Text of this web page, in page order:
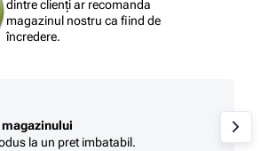
dintre clienți ar recomanda
magazinul nostru ca fiind de
încredere.
la un pret imbatabil.